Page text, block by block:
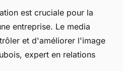
est cruciale pour la
entreprise. Le media
et d'améliorer l'image
expert en relations